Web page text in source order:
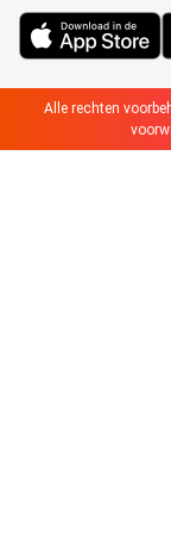
Alle rechten